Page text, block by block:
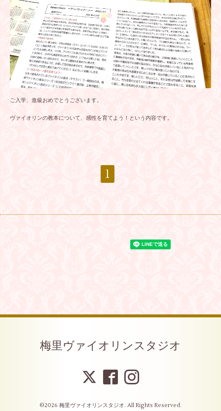
ご入学、進級おめでとうございます。
ヴァイオリンの教本について、感性を育てよう！という内容です。
1
梅里ヴァイオリンスタジオ
©2026 梅里ヴァイオリンスタジオ. All Rights Reserved.